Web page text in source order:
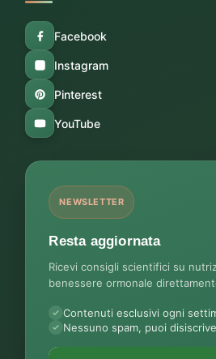
Facebook
Instagram
Pinterest
YouTube
NEWSLETTER
Resta aggiornata
Ricevi consigli scientifici su
benessere ormonale
Contenuti esclusivi ogni
Nessuno spam, puoi